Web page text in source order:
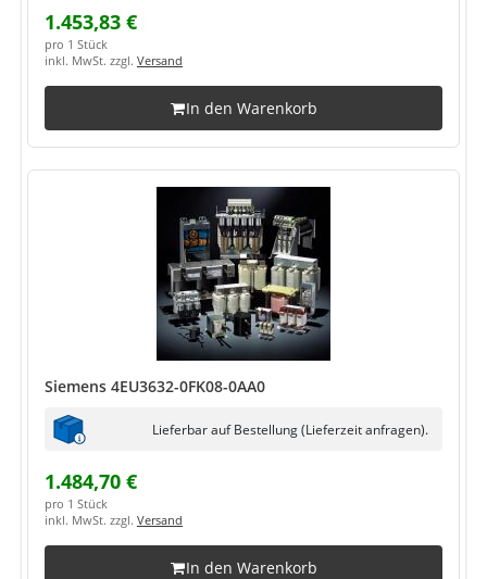
1.453,83 €
pro 1 Stück
inkl. MwSt. zzgl. Versand
In den Warenkorb
Siemens 4EU3632-0FK08-0AA0
Lieferbar auf Bestellung (Lieferzeit anfragen).
1.484,70 €
pro 1 Stück
inkl. MwSt. zzgl. Versand
In den Warenkorb